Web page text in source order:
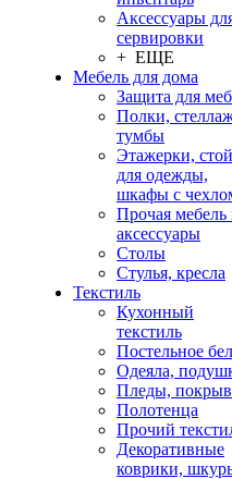
Аксессуары
сервировки
+ ЕЩЕ
Мебель для дома
Защита для
Полки,
тумбы
Этажерки,
для одежды,
шкафы с
Прочая мебель
аксессуары
Столы
Стулья, кресла
Текстиль
Кухонный
текстиль
Постельное
Одеяла,
Пледы,
Полотенца
Прочий
Декоративные
коврики,